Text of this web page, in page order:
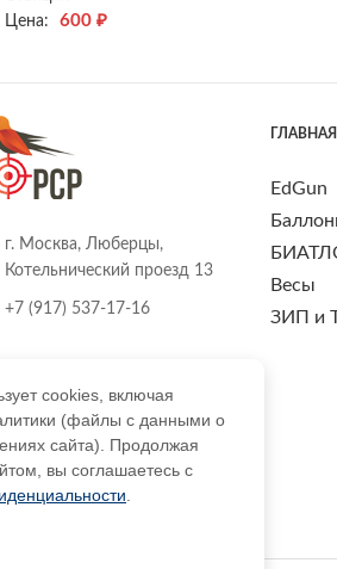
Цена:
600 ₽
г. Москва, Люберцы,
Котельнический проезд 13
+7 (917) 537-17-16
info@DrozdPcp.ru
ГЛАВНАЯ
EdGun
Весы
ЗИП и
cookies, включая
(файлы с данными о
сайта). Продолжая
вы соглашаетесь с